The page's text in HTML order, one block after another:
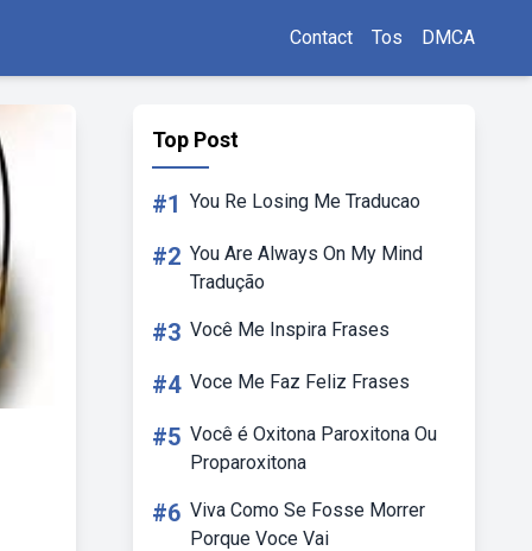
Contact Tos DMCA
Top Post
#1 You Re Losing Me Traducao
#2 You Are Always On My Mind
Tradução
#3 Você Me Inspira Frases
#4 Voce Me Faz Feliz Frases
#5 Você é Oxitona Paroxitona Ou
Proparoxitona
#6 Viva Como Se Fosse Morrer
Porque Voce Vai